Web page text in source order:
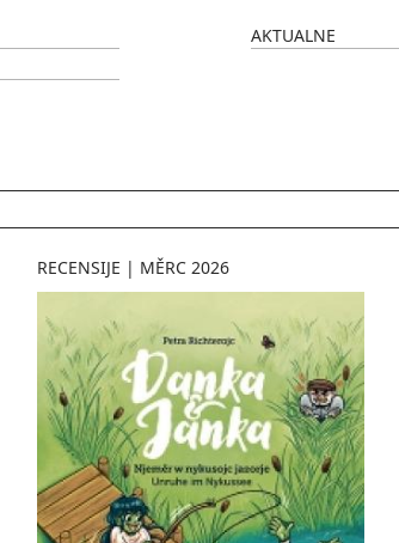
AKTUALNE
RECENSIJE | MĚRC 2026